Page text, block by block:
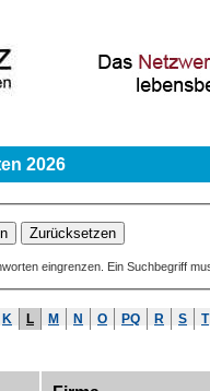
2026
eingrenzen. Ein Suchbegriff
K L M N O PQ R S T